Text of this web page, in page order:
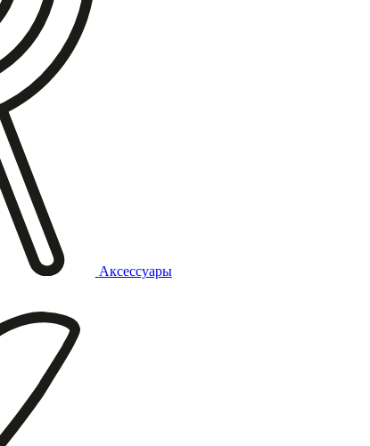
Аксессуары